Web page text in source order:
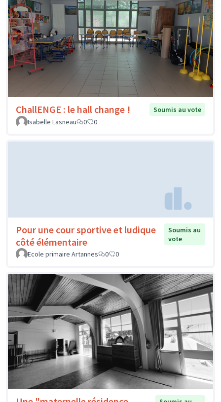
ChallENGE : le hall change !
Soumis au vote
Isabelle Lasneau
0 0
Pour une cour sportive et ludique
côté élémentaire
Soumis au
vote
Ecole primaire Artannes
0 0